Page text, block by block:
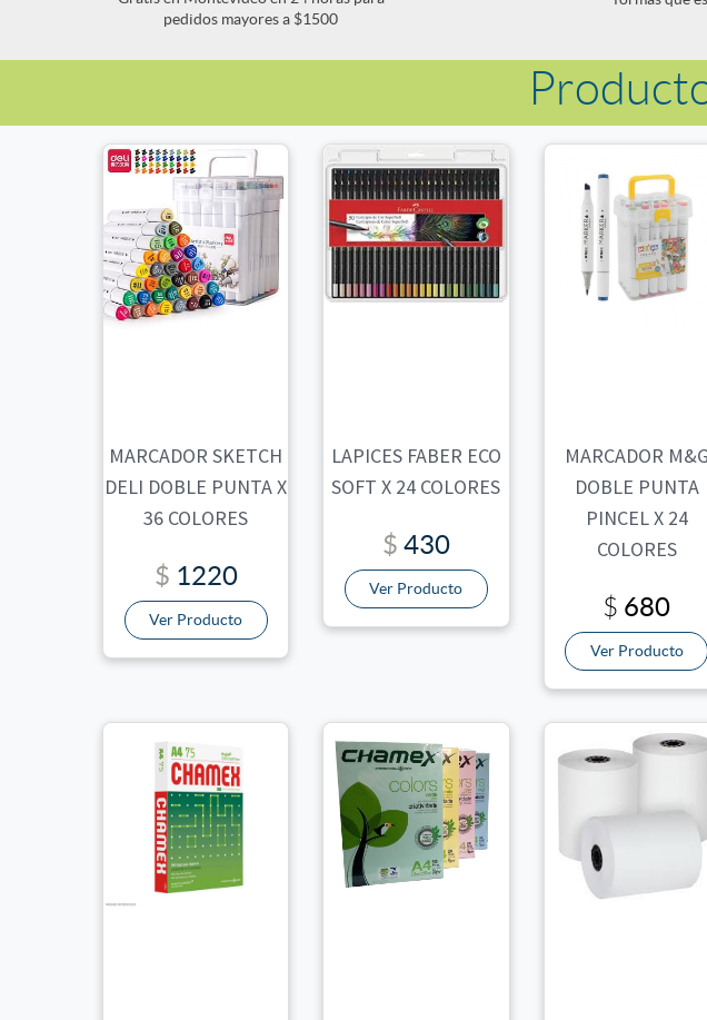
pedidos mayores a $1500
MARCADOR SKETCH
DELI DOBLE PUNTA X
36 COLORES
$ 1220
Ver Producto
LAPICES FABER ECO
SOFT X 24 COLORES
$ 430
Ver Producto
MARCADOR M&G
DOBLE PUNTA
PINCEL X 24
COLORES
$ 680
Ver Producto